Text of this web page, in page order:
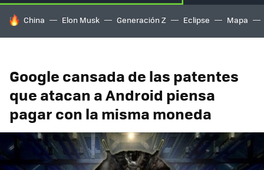
HOY SE HABLA DE
China Elon Musk Generación Z Eclipse Mapa
Google cansada de las patentes
que atacan a Android piensa
pagar con la misma moneda